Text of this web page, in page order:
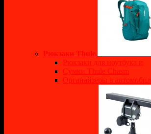
Рюкзаки Thule
Рюкзаки для ноутбука и
Сумки Thule Chasm
Органайзеры в автомобил